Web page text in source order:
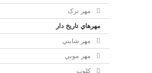
مهر ترک
مهرهاي تاريخ دار
مهر شايني
مهر موبي
کلوپ